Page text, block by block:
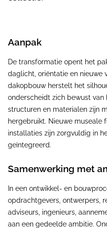
Aanpak
De transformatie opent het
daglicht, oriëntatie en nieuwe
dakopbouw herstelt het
onderscheidt zich bewust van
structuren en materialen zijn
hergebruikt. Nieuwe museale
installaties zijn zorgvuldig in
geïntegreerd.
Samenwerking met
In een ontwikkel- en
opdrachtgevers, ontwerpers,
adviseurs, ingenieurs,
aan een gedeelde ambitie.